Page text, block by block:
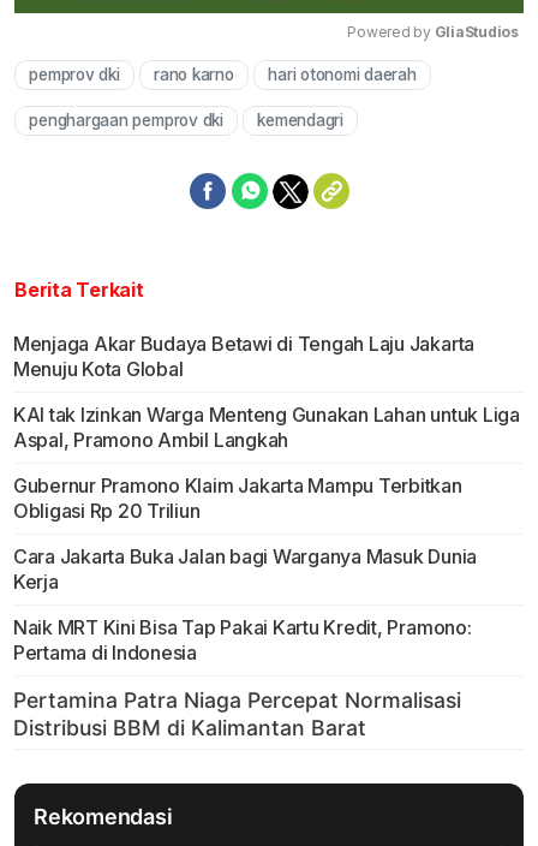
Powered by GliaStudios
pemprov dki rano karno hari otonomi daerah
penghargaan pemprov dki kemendagri
Berita Terkait
Menjaga Akar Budaya Betawi di Tengah Laju Jakarta
Menuju Kota Global
KAI tak Izinkan Warga Menteng Gunakan Lahan untuk Liga
Aspal, Pramono Ambil Langkah
Gubernur Pramono Klaim Jakarta Mampu Terbitkan
Obligasi Rp 20 Triliun
Cara Jakarta Buka Jalan bagi Warganya Masuk Dunia
Kerja
Naik MRT Kini Bisa Tap Pakai Kartu Kredit, Pramono:
Pertama di Indonesia
Rekomendasi